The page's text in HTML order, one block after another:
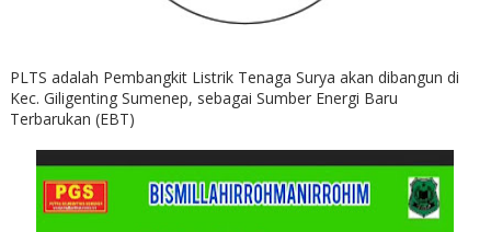
PLTS adalah Pembangkit Listrik Tenaga Surya akan dibangun di
Kec. Giligenting Sumenep, sebagai Sumber Energi Baru
Terbarukan (EBT)